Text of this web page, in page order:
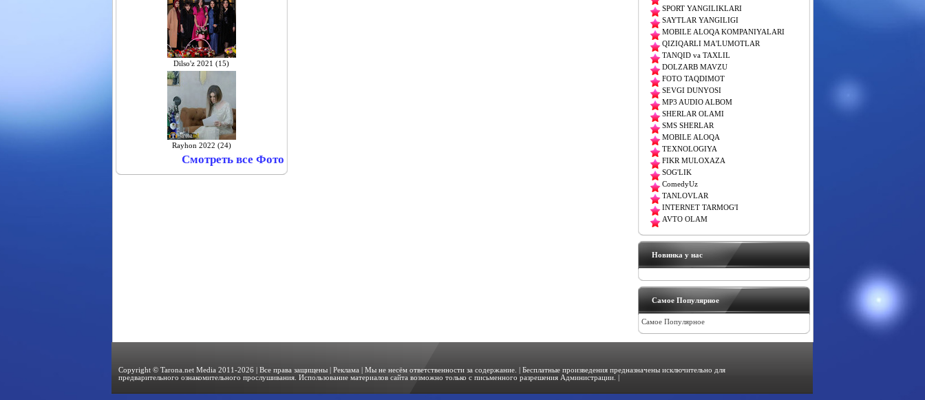
Dilso'z 2021 (15)
Rayhon 2022 (24)
Смотреть все Фото
SPORT YANGILIKLARI
SAYTLAR YANGILIGI
MOBILE ALOQA KOMPANIYALARI
QIZIQARLI MA'LUMOTLAR
TANQID va TAXLIL
DOLZARB MAVZU
FOTO TAQDIMOT
SEVGI DUNYOSI
MP3 AUDIO ALBOM
SHERLAR OLAMI
SMS SHERLAR
MOBILE ALOQA
TEXNOLOGIYA
FIKR MULOXAZA
SOG'LIK
ComedyUz
TANLOVLAR
INTERNET TARMOG'I
AVTO OLAM
Новинка у нас
Самое Популярное
Самое Популярное
Copyright © Tarona.net Media 2011-2026 | Все права защищены |Реклама
| Мы не несём ответственности за содержание. | Бесплатные произведения предназначены исключительно для
предварительного ознакомительного прослушивания. Использование материалов сайта возможно только с письменного разрешения Администрации. |